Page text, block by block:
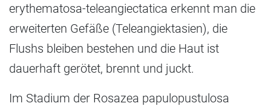
erythematosa-teleangiectatica erkennt man die
erweiterten Gefäße (Teleangiektasien), die
Flushs bleiben bestehen und die Haut ist
dauerhaft gerötet, brennt und juckt.
Im Stadium der Rosazea papulopustulosa